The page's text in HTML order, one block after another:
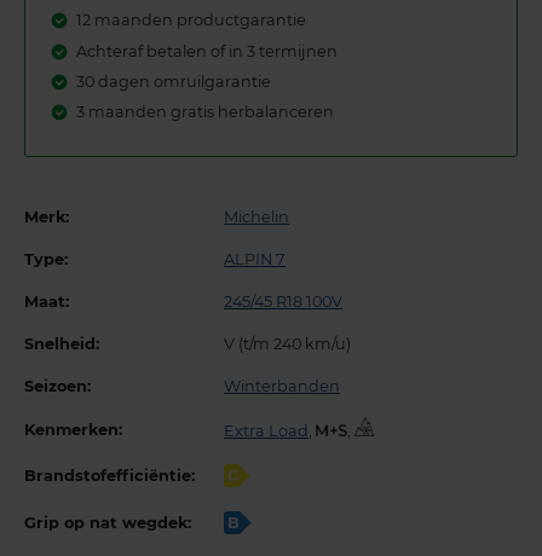
12 maanden productgarantie
Achteraf betalen of in 3 termijnen
30 dagen omruilgarantie
3 maanden gratis herbalanceren
Merk: Michelin
Type: ALPIN 7
Maat: 245/45 R18 100V
Snelheid: V (t/m 240 km/u)
Seizoen: Winterbanden
Kenmerken: Extra Load ,
Brandstofefficiëntie: C
Grip op nat wegdek: B